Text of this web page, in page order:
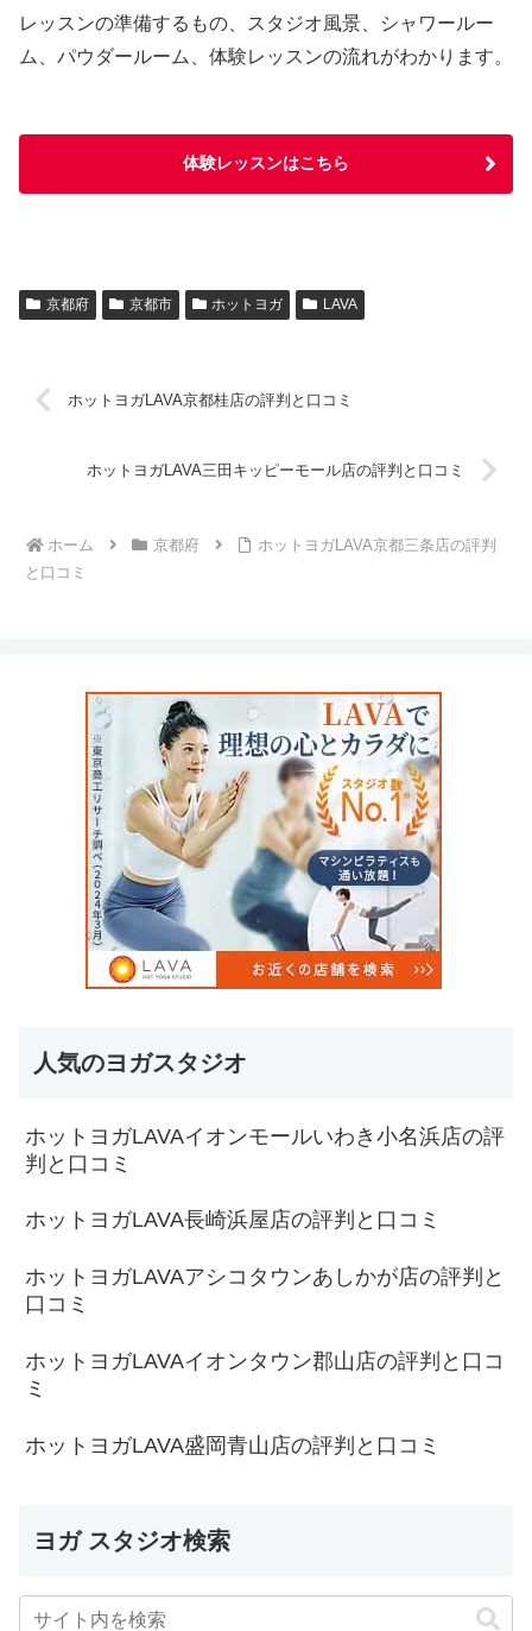
レッスンの準備するもの、スタジオ風景、シャワールー
ム、パウダールーム、体験レッスンの流れがわかります。
体験レッスンはこちら
京都府 京都市 ホットヨガ LAVA
ホットヨガLAVA京都桂店の評判と口コミ
ホットヨガLAVA三田キッピーモール店の評判と口コミ
ホーム 京都府
ホットヨガLAVA京都三条店の評判
と口コミ
人気のヨガスタジオ
ホットヨガLAVAイオンモールいわき小名浜店の評
判と口コミ
ホットヨガLAVA長崎浜屋店の評判と口コミ
ホットヨガLAVAアシコタウンあしかが店の評判と
口コミ
ホットヨガLAVAイオンタウン郡山店の評判と口コ
ミ
ホットヨガLAVA盛岡青山店の評判と口コミ
ヨガ スタジオ検索